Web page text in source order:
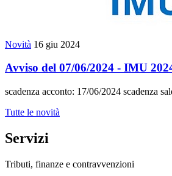
Novità 16 giu 2024
Avviso del 07/06/2024 - IMU
scadenza acconto: 17/06/2024 scadenza
Tutte le novità
Servizi
Tributi, finanze e contravvenzioni